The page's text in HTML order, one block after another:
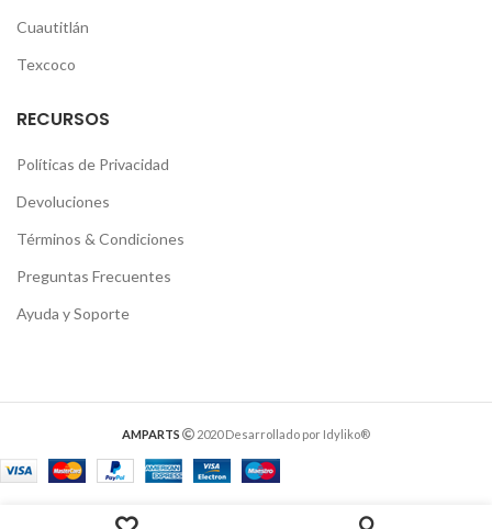
Cuautitlán
Texcoco
RECURSOS
Políticas de Privacidad
Devoluciones
Términos & Condiciones
Preguntas Frecuentes
Ayuda y Soporte
AMPARTS 2020 Desarrollado por Idyliko®